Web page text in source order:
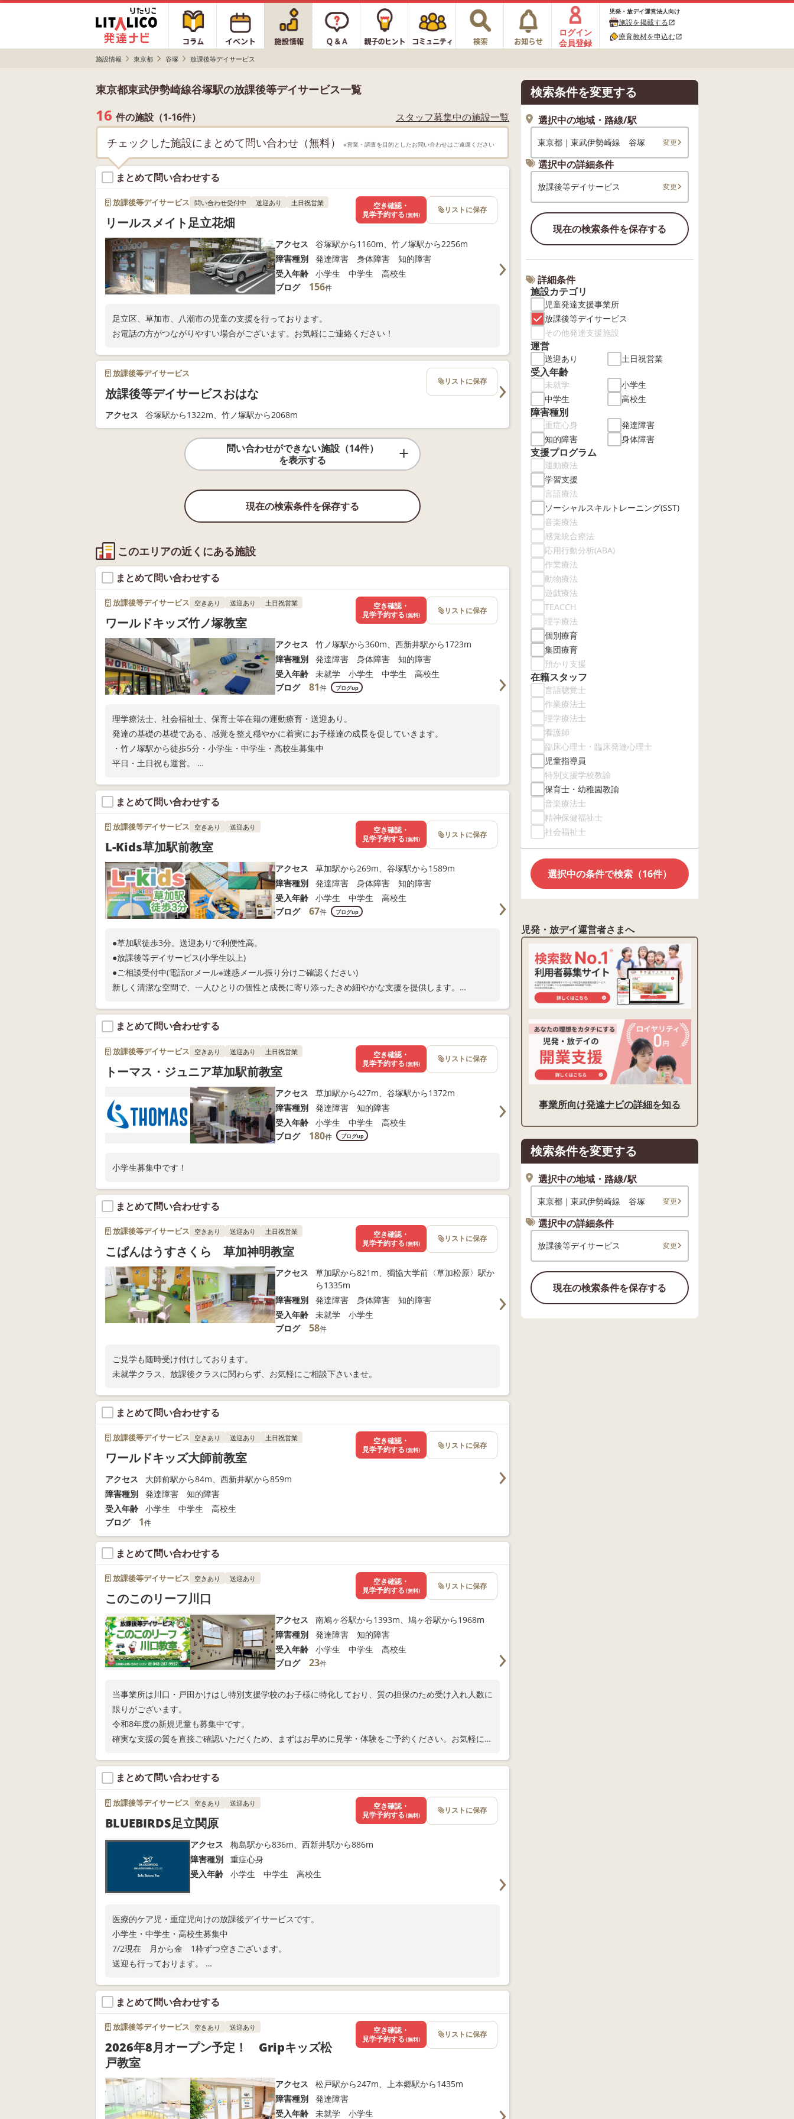
ログイン
会員登録
児発・放デイ運営法人向け
施設を掲載するopen_in_new
療育教材を申込むopen_in_new
施設情報 東京都 谷塚 放課後等デイサービス
東京都東武伊勢崎線谷塚駅の放課後等デイサービス一覧
16 件の施設（1-16件） スタッフ募集中の施設一覧
チェックした施設にまとめて問い合わせ（無料） ※営業・調査を目的としたお問い合わせはご遠慮ください
まとめて問い合わせする
放課後等デイサービス 問い合わせ受付中 送迎あり 土日祝営業
リールスメイト足立花畑
アクセス
谷塚駅から1160m、竹ノ塚駅から2256m
障害種別
発達障害 身体障害 知的障害
受入年齢
小学生 中学生 高校生
ブログ
156件
足立区、草加市、八潮市の児童の支援を行っております。
お電話の方がつながりやすい場合がございます。お気軽にご連絡ください！
空き確認・
見学予約する (無料) リストに保存
放課後等デイサービス
放課後等デイサービスおはな
アクセス 谷塚駅から1322m、竹ノ塚駅から2068m
リストに保存
問い合わせができない施設（14件）
を表示する
現在の検索条件を保存する
このエリアの近くにある施設
まとめて問い合わせする
放課後等デイサービス 空きあり 送迎あり 土日祝営業
ワールドキッズ竹ノ塚教室
アクセス
竹ノ塚駅から360m、西新井駅から1723m
障害種別
発達障害 身体障害 知的障害
受入年齢
未就学 小学生 中学生 高校生
ブログ
81件 ブログup
理学療法士、社会福祉士、保育士等在籍の運動療育・送迎あり。
発達の基礎の基礎である、感覚を整え穏やかに着実にお子様達の成長を促していきます。
・竹ノ塚駅から徒歩5分・小学生・中学生・高校生募集中
平日・土日祝も運営。
空き確認・
見学予約する (無料) リストに保存
まとめて問い合わせする
放課後等デイサービス 空きあり 送迎あり
L-Kids草加駅前教室
アクセス
草加駅から269m、谷塚駅から1589m
障害種別
発達障害 身体障害 知的障害
受入年齢
小学生 中学生 高校生
ブログ
67件 ブログup
●草加駅徒歩3分。送迎ありで利便性高。
●放課後等デイサービス(小学生以上)
●ご相談受付中(電話orメール※迷惑メール振り分けご確認ください)
新しく清潔な空間で、一人ひとりの個性と成長に寄り添ったきめ細やかな支援を提供します。
空き確認・
見学予約する (無料) リストに保存
まとめて問い合わせする
放課後等デイサービス 空きあり 送迎あり 土日祝営業
トーマス・ジュニア草加駅前教室
アクセス
草加駅から427m、谷塚駅から1372m
障害種別
発達障害 知的障害
受入年齢
小学生 中学生 高校生
ブログ
180件 ブログup
小学生募集中です！
空き確認・
見学予約する (無料) リストに保存
まとめて問い合わせする
放課後等デイサービス 空きあり 送迎あり 土日祝営業
こぱんはうすさくら 草加神明教室
アクセス
草加駅から821m、獨協大学前〈草加松原〉駅か
ら1335m
障害種別
発達障害 身体障害 知的障害
受入年齢
未就学 小学生
ブログ
58件
ご見学も随時受け付けしております。
未就学クラス、放課後クラスに関わらず、お気軽にご相談下さいませ。
空き確認・
見学予約する (無料) リストに保存
まとめて問い合わせする
放課後等デイサービス 空きあり 送迎あり 土日祝営業
ワールドキッズ大師前教室
アクセス
大師前駅から84m、西新井駅から859m
障害種別
発達障害 知的障害
受入年齢
小学生 中学生 高校生
ブログ
1件
空き確認・
見学予約する (無料) リストに保存
まとめて問い合わせする
放課後等デイサービス 空きあり 送迎あり
このこのリーフ川口
アクセス
南鳩ヶ谷駅から1393m、鳩ヶ谷駅から1968m
障害種別
発達障害 知的障害
受入年齢
小学生 中学生 高校生
ブログ
23件
当事業所は川口・戸田かけはし特別支援学校のお子様に特化しており、質の担保のため受け入れ人数に
限りがございます。
令和8年度の新規児童も募集中です。
確実な支援の質を直接ご確認いただくため、まずはお早めに見学・体験をご予約ください。お気軽にお
空き確認・
見学予約する (無料) リストに保存
まとめて問い合わせする
放課後等デイサービス 空きあり 送迎あり
BLUEBIRDS足立関原
アクセス
梅島駅から836m、西新井駅から886m
障害種別
重症心身
受入年齢
小学生 中学生 高校生
医療的ケア児・重症児向けの放課後デイサービスです。
小学生・中学生・高校生募集中
7/2現在 月から金 1枠ずつ空きございます。
送迎も行っております。
空き確認・
見学予約する (無料) リストに保存
まとめて問い合わせする
放課後等デイサービス 空きあり 送迎あり
2026年8月オープン予定！ Gripキッズ松
戸教室
アクセス
松戸駅から247m、上本郷駅から1435m
障害種別
発達障害
受入年齢
未就学 小学生
空き確認・
見学予約する (無料) リストに保存
検索条件を変更する
選択中の地域・路線/駅
東京都｜東武伊勢崎線 谷塚 変更
選択中の詳細条件
放課後等デイサービス 変更
現在の検索条件を保存する
詳細条件
施設カテゴリ
児童発達支援事業所
放課後等デイサービス
その他発達支援施設
運営
送迎あり 土日祝営業
受入年齢
未就学
小学生
中学生
高校生
障害種別
重症心身
発達障害
知的障害
身体障害
支援プログラム
運動療法
学習支援
言語療法
ソーシャルスキルトレーニング(SST)
音楽療法
感覚統合療法
応用行動分析(ABA)
作業療法
動物療法
遊戯療法
TEACCH
理学療法
個別療育
集団療育
預かり支援
在籍スタッフ
言語聴覚士
作業療法士
理学療法士
看護師
臨床心理士・臨床発達心理士
児童指導員
特別支援学校教諭
保育士・幼稚園教諭
音楽療法士
精神保健福祉士
社会福祉士
選択中の条件で検索（16件）
児発・放デイ運営者さまへ
事業所向け発達ナビの詳細を知る
検索条件を変更する
選択中の地域・路線/駅
東京都｜東武伊勢崎線 谷塚 変更
選択中の詳細条件
放課後等デイサービス 変更
現在の検索条件を保存する